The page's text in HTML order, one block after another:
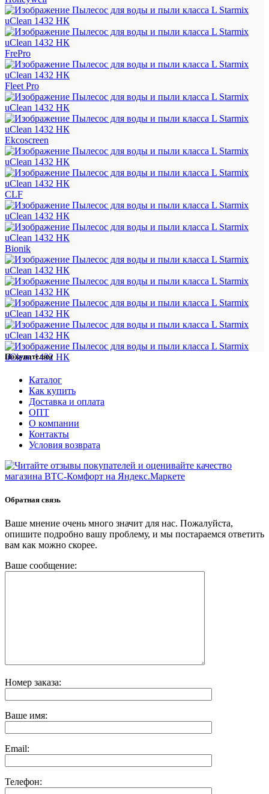
FrePro
Fleet Pro
Ekcoscreen
CLF
Bionik
Покупателям
Каталог
Как купить
Доставка и оплата
ОПТ
О компании
Контакты
Условия возврата
Обратная связь
Ваше мнение очень много значит для нас. Пожалуйста,
опишите подробно вашу проблему, и мы постараемся ответить
вам как можно скорее.
Ваше сообщение:
Номер заказа:
Ваше имя:
Email:
Телефон: